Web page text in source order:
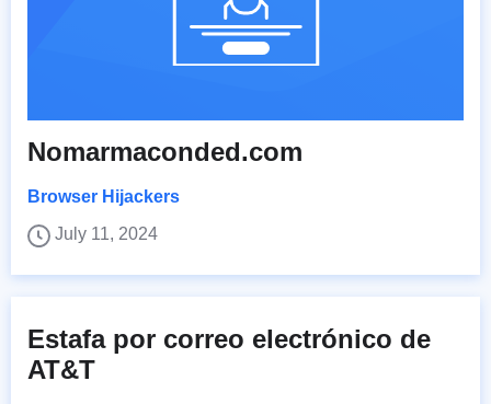
Nomarmaconded.com
Browser Hijackers
July 11, 2024
Estafa por correo electrónico de
AT&T